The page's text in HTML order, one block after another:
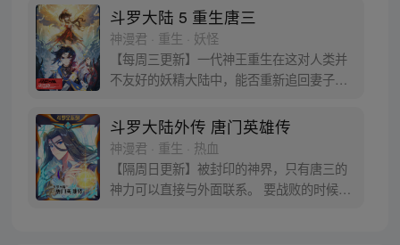
于是赶忙将其带回研究所进行孵化。蛋孵化
出来了，可孵出来的是一个婴儿，一个和人
类一模一样的孩子；与此同时，联邦研究所
正在解冻一名银色长发女子，而一名蓝发青
年则在海滨被人发现
斗罗大陆 5 重生唐三
神漫君 · 重生 · 妖怪
【每周三更新】一代神王重生在这对人类并
不友好的妖精大陆中，能否重新追回妻子。
路？尽在一代神王至情追妻之旅，斗罗大陆
第五部，重生唐三!
斗罗大陆外传 唐门英雄传
神漫君 · 重生 · 热血
【隔周日更新】被封印的神界，只有唐三的
神力可以直接与外面联系。 要战败的时候，